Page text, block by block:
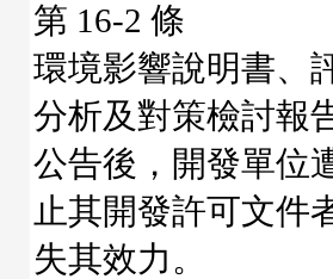
第 16-2 條
環境影響說明書、
分析及對策檢討報
公告後，開發單位
止其開發許可文件
失其效力。